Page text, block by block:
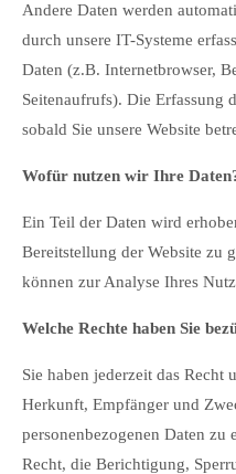
sociis natoque penatibus et
nascetur ridiculus mus.
Andere Daten werden
durch unsere IT-Systeme
Daten (z.B. Internetbrowser,
Seitenaufrufs). Die Erfassung
sobald Sie unsere Website
Wofür nutzen wir Ihre
Ein Teil der Daten wird
Bereitstellung der Website zu
können zur Analyse Ihres
Welche Rechte haben Sie
Sie haben jederzeit das
Herkunft, Empfänger und
personenbezogenen Daten zu
Recht, die Berichtigung,